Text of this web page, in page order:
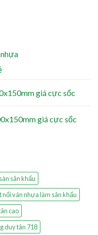
giá cực sốc
giá cực sốc
sân khấu
nối ván nhựa làm sân khấu
cao
duy tân 718